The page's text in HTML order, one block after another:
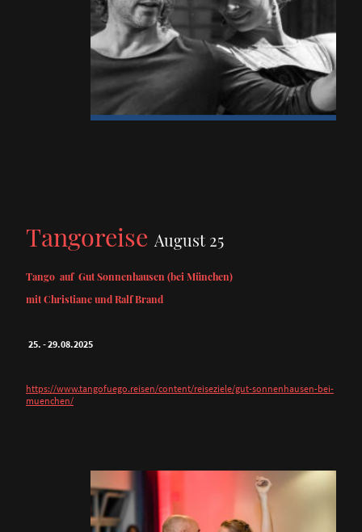
Tangoreise August 25
Tango auf Gut Sonnenhausen (bei München)
mit Christiane und Ralf Brand
25. - 29.08.2025
https://www.tangofuego.reisen/content/reiseziele/gut-sonnenhausen-bei-
muenchen/